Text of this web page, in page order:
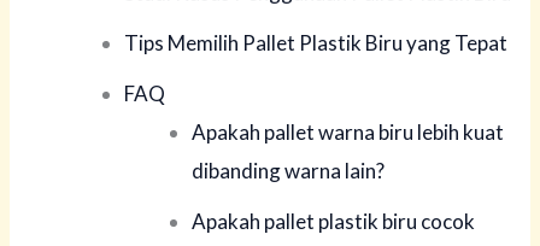
Tips Memilih Pallet Plastik Biru yang Tepat
FAQ
Apakah pallet warna biru lebih kuat
dibanding warna lain?
Apakah pallet plastik biru cocok